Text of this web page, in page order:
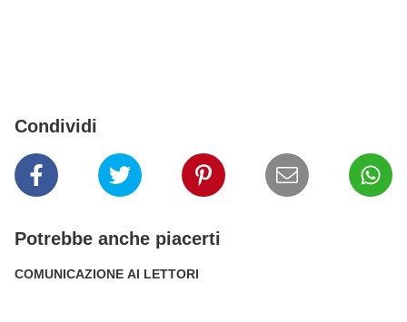
Condividi
Potrebbe anche piacerti
COMUNICAZIONE AI LETTORI